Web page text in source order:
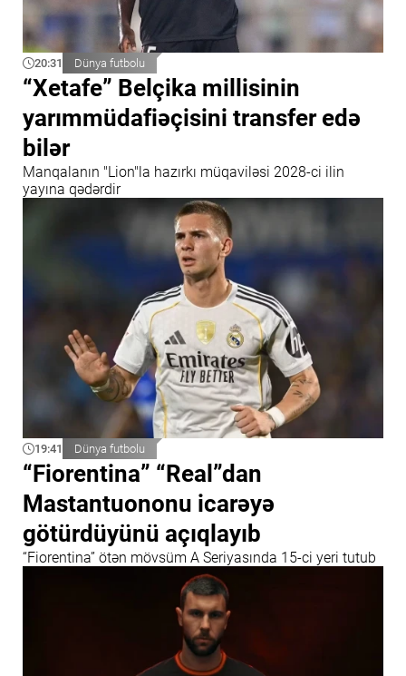
20:31 Dünya futbolu
“Xetafe” Belçika millisinin
yarımmüdafiəçisini transfer edə
bilər
Manqalanın "Lion"la hazırkı müqaviləsi 2028-ci ilin
yayına qədərdir
19:41 Dünya futbolu
“Fiorentina” “Real”dan
Mastantuononu icarəyə
götürdüyünü açıqlayıb
“Fiorentina” ötən mövsüm A Seriyasında 15-ci yeri tutub